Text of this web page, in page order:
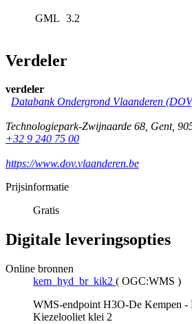
GML 3.2
Verdeler
verdeler
Databank Ondergrond Vlaanderen
Technologiepark-Zwijnaarde 68, Gent,
+32 9 240 75 00
https://www.dov.vlaanderen.be
Prijsinformatie
Gratis
Digitale leveringsopties
Online bronnen
kem_hyd_br_kik2 ( OGC:WMS )
WMS-endpoint H3O-De Kempen -
Kiezelooliet klei 2